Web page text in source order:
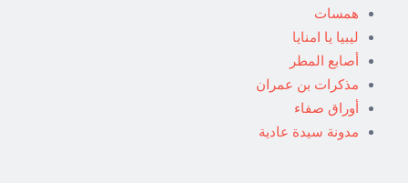
همسات
ليبيا يا امنايا
أصابع المطر
مذكرات بن عمران
أوراق صفاء
مدونة سيدة عادية